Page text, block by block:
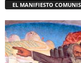
EL MANIFIESTO